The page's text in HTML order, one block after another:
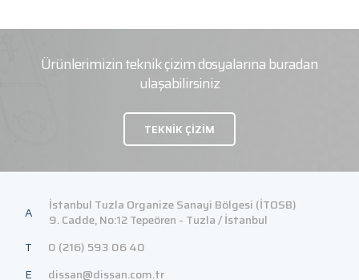
Ürünlerimizin teknik çizim dosyalarına buradan
ulaşabilirsiniz
TEKNİK ÇİZİM
A
İstanbul Tuzla Organize Sanayi Bölgesi (İTOSB)
9. Cadde, No:12 Tepeören - Tuzla / İstanbul
T
0 (216) 593 06 40
E
dissan@dissan.com.tr